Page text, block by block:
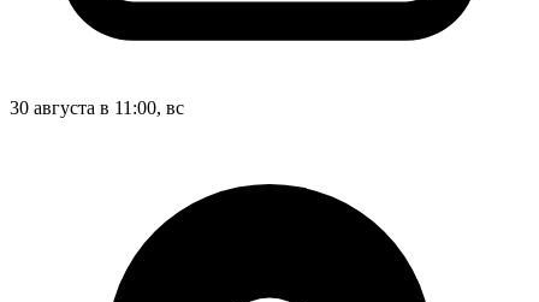
30 августа в 11:00, вс